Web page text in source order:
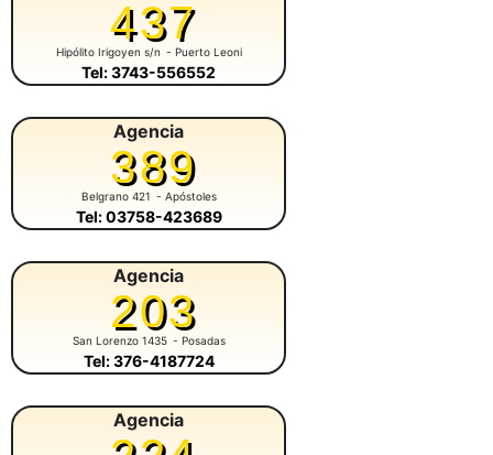
437
Hipólito Irigoyen s/n - Puerto Leoni
Tel: 3743-556552
Agencia
389
Belgrano 421 - Apóstoles
Tel: 03758-423689
Agencia
203
San Lorenzo 1435 - Posadas
Tel: 376-4187724
Agencia